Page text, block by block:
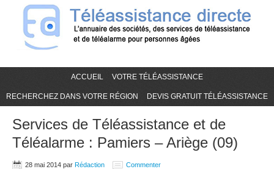
ACCUEIL VOTRE TÉLÉASSISTANCE
RECHERCHEZ DANS VOTRE RÉGION DEVIS GRATUIT TÉLÉASSISTANCE
Services de Téléassistance et de
Téléalarme : Pamiers – Ariège (09)
28 mai 2014 par Rédaction Commenter